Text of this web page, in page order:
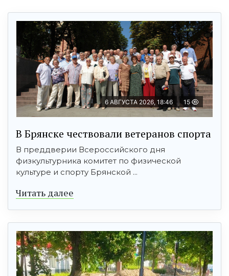
6 АВГУСТА 2026, 18:46 15
В Брянске чествовали ветеранов спорта
В преддверии Всероссийского дня
физкультурника комитет по физической
культуре и спорту Брянской ...
Читать далее